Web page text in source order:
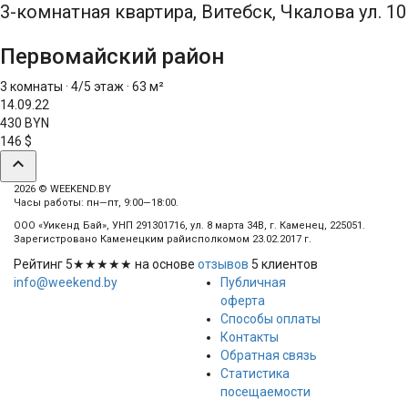
3-комнатная квартира, Витебск, Чкалова ул. 10
Первомайский район
3 комнаты · 4/5 этаж · 63 м²
14.09.22
430 BYN
146 $
expand_less
2026 © WEEKEND.BY
Часы работы: пн—пт, 9:00—18:00.
ООО «Уикенд Бай», УНП 291301716, ул. 8 марта 34В, г. Каменец, 225051.
Зарегистровано Каменецким райисполкомом 23.02.2017 г.
Рейтинг 5★★★★★ на основе отзывов 5 клиентов
info@weekend.by
Публичная
оферта
Способы оплаты
Контакты
Обратная связь
Статистика
посещаемости